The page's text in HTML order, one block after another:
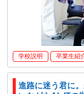
学校説明 卒業生紹
進路に迷う君に